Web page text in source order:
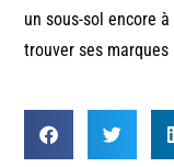
un sous-sol encore
trouver ses